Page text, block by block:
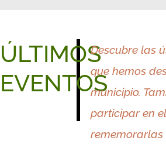
ÚLTIMOS
EVENTOS
Descubre las
que hemos
municipio.
participar en
rememorarlas